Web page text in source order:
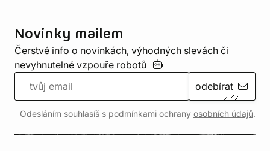
Novinky mailem
Čerstvé info o novinkách, výhodných slevách či
nevyhnutelné vzpouře robotů
odebírat
Odesláním souhlasíš s podmínkami ochrany osobních údajů.